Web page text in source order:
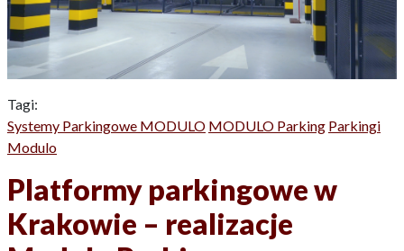
Tagi:
Systemy Parkingowe MODULO MODULO Parking Parkingi
Modulo
Platformy parkingowe w
Krakowie – realizacje